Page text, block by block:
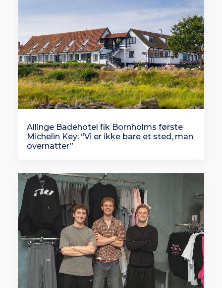
Allinge Badehotel fik Bornholms første
Michelin Key: “Vi er ikke bare et sted, man
overnatter”